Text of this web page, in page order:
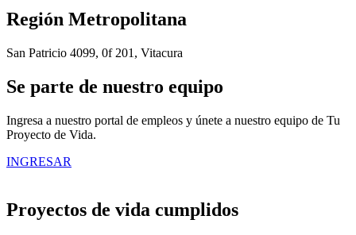
Región Metropolitana
San Patricio 4099, 0f 201, Vitacura
Se parte de nuestro equipo
Ingresa a nuestro portal de empleos y únete a nuestro equipo de Tu
Proyecto de Vida.
INGRESAR
Proyectos de vida cumplidos